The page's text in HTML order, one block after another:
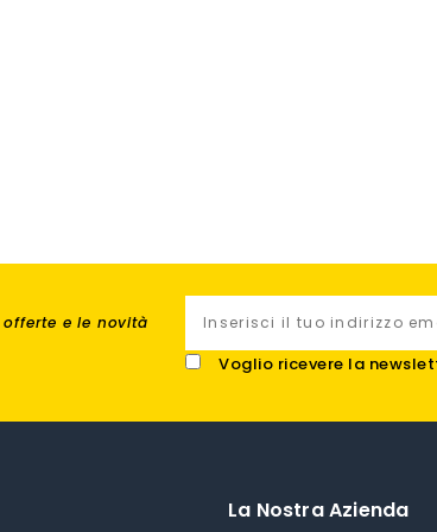
e le novità
Voglio ricevere la
La Nostra Azienda